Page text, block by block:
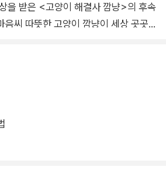
을 받은 <고양이 해결사 깜냥>의 후속
음씨 따뜻한 고양이 깜냥이 세상 곳곳을
가게 요리사가 되어 최고의 요리에 도전
는 할아버지와 편식하는 어린이의 입맛
비결은 무엇일까?